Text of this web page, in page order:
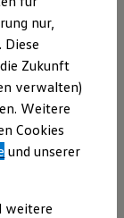
nur,
Diese
Zukunft
verwalten)
Weitere
Cookies
und unserer
weitere